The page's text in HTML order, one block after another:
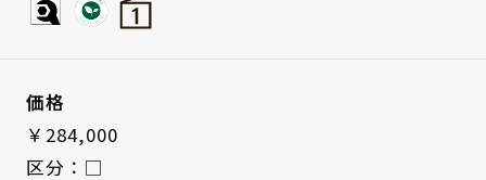
価格
￥284,000
区分：□